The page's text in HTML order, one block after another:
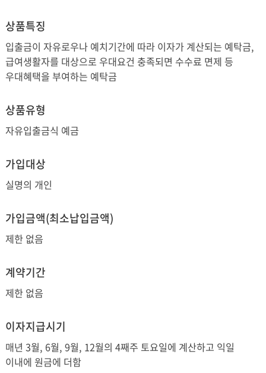
상품특징
입출금이 자유로우나 예치기간에 따라 이자가 계산되는 예탁금,
급여생활자를 대상으로 우대요건 충족되면 수수료 면제 등
우대혜택을 부여하는 예탁금
상품유형
자유입출금식 예금
가입대상
실명의 개인
가입금액(최소납입금액)
제한 없음
계약기간
제한 없음
이자지급시기
매년 3월, 6월, 9월, 12월의 4째주 토요일에 계산하고 익일
이내에 원금에 더함